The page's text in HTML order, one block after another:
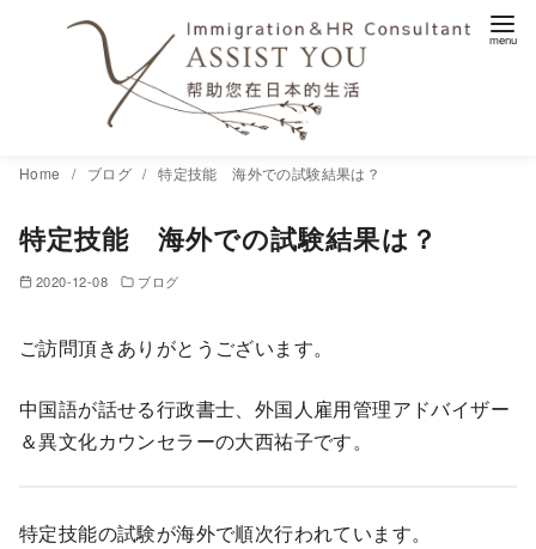
Home ブログ 特定技能 海外での試験結果は？
特定技能 海外での試験結果は？
2020-12-08 ブログ
ご訪問頂きありがとうございます。
中国語が話せる行政書士、外国人雇用管理アドバイザー
＆異文化カウンセラーの大西祐子です。
特定技能の試験が海外で順次行われています。